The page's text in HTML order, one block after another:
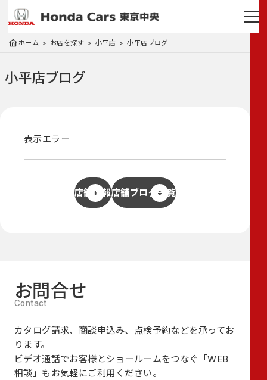
ホーム お店を探す 小平店 小平店ブログ
小平店ブログ
表示エラー
店舗情報店舗ブログ一覧
お問合せ
カタログ請求、商談申込み、点検予約などを承ってお
ります。
ビデオ通話でお客様とショールームをつなぐ
「WEB
相談」も お気軽にご利用ください。